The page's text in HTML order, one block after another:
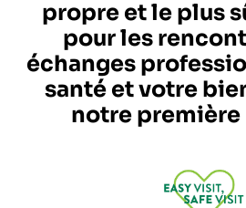
propre et le plus
pour les
échanges
santé et votre
notre